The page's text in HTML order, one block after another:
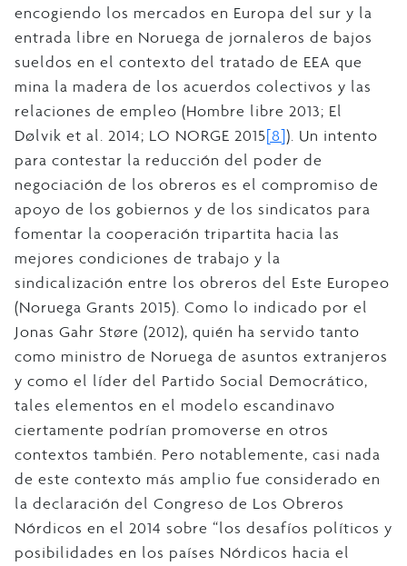
encogiendo los mercados en Europa del sur y la
entrada libre en Noruega de jornaleros de bajos
sueldos en el contexto del tratado de EEA que
mina la madera de los acuerdos colectivos y las
relaciones de empleo (Hombre libre 2013; El
Dølvik et al. 2014; LO NORGE 2015[8]). Un intento
para contestar la reducción del poder de
negociación de los obreros es el compromiso de
apoyo de los gobiernos y de los sindicatos para
fomentar la cooperación tripartita hacia las
mejores condiciones de trabajo y la
sindicalización entre los obreros del Este Europeo
(Noruega Grants 2015). Como lo indicado por el
Jonas Gahr Støre (2012), quién ha servido tanto
como ministro de Noruega de asuntos extranjeros
y como el líder del Partido Social Democrático,
tales elementos en el modelo escandinavo
ciertamente podrían promoverse en otros
contextos también. Pero notablemente, casi nada
de este contexto más amplio fue considerado en
la declaración del Congreso de Los Obreros
Nórdicos en el 2014 sobre “los desafíos políticos y
posibilidades en los países Nórdicos hacia el